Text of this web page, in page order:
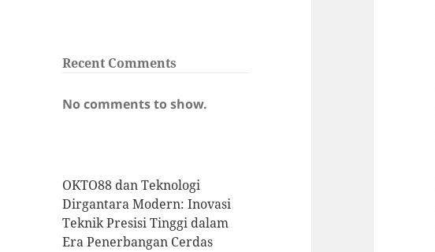
Recent Comments
No comments to show.
OKTO88 dan Teknologi
Dirgantara Modern: Inovasi
Teknik Presisi Tinggi dalam
Era Penerbangan Cerdas